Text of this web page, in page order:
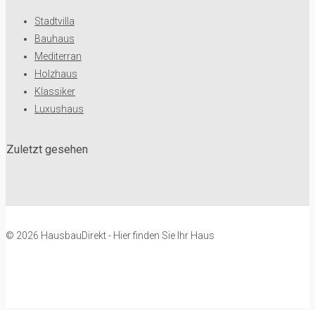
Stadtvilla
Bauhaus
Mediterran
Holzhaus
Klassiker
Luxushaus
Zuletzt gesehen
© 2026 HausbauDirekt - Hier finden Sie Ihr Haus